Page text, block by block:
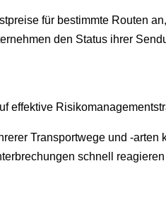
für bestimmte Routen
den Status ihrer
effektive
Transportwege und -arten
schnell